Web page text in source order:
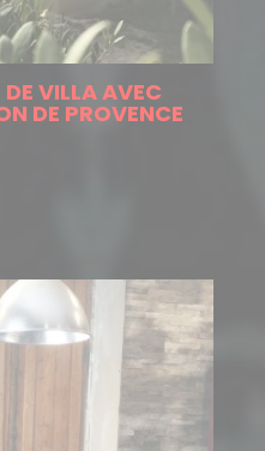
VILLA AVEC
DE PROVENCE